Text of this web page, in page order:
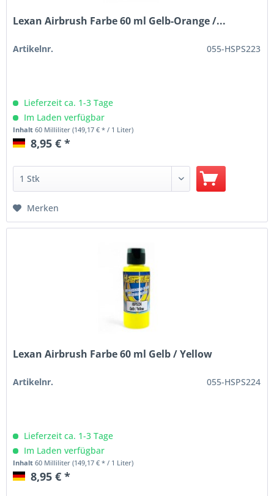
Lexan Airbrush Farbe 60 ml Gelb-Orange /...
Artikelnr. 055-HSPS223
Lieferzeit ca. 1-3 Tage
Im Laden verfügbar
Inhalt60 Milliliter(149,17 € * / 1 Liter)
8,95 € *
Merken
Lexan Airbrush Farbe 60 ml Gelb / Yellow
Artikelnr. 055-HSPS224
Lieferzeit ca. 1-3 Tage
Im Laden verfügbar
Inhalt60 Milliliter(149,17 € * / 1 Liter)
8,95 € *